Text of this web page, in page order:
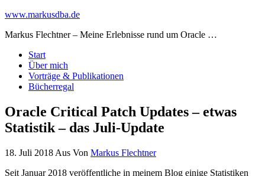
www.markusdba.de
Markus Flechtner – Meine Erlebnisse rund um Oracle …
Start
Über mich
Vorträge & Publikationen
Bücherregal
Oracle Critical Patch Updates – etwas
Statistik – das Juli-Update
18. Juli 2018 Aus Von Markus Flechtner
Seit Januar 2018 veröffentliche in meinem Blog einige Statistiken